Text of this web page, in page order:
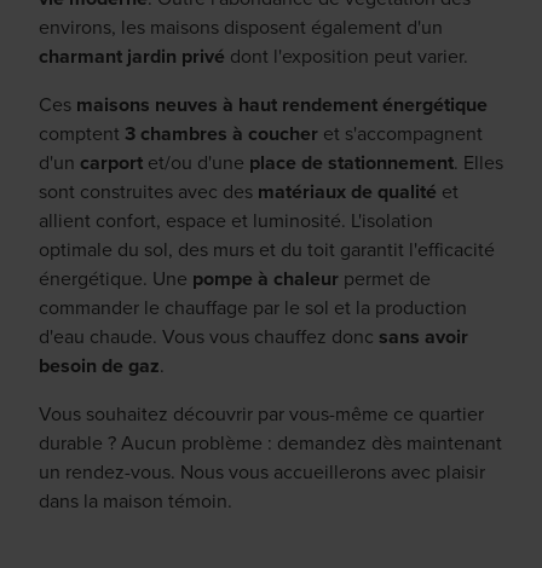
environs, les maisons disposent également d'un
charmant jardin privé dont l'exposition peut varier.
Ces maisons neuves à haut rendement énergétique
comptent 3 chambres à coucher et s'accompagnent
d'un carport et/ou d'une place de stationnement. Elles
sont construites avec des matériaux de qualité et
allient confort, espace et luminosité. L'isolation
optimale du sol, des murs et du toit garantit l'efficacité
énergétique. Une pompe à chaleur permet de
commander le chauffage par le sol et la production
d'eau chaude. Vous vous chauffez donc sans avoir
besoin de gaz.
Vous souhaitez découvrir par vous-même ce quartier
durable ? Aucun problème : demandez dès maintenant
un rendez-vous. Nous vous accueillerons avec plaisir
dans la maison témoin.